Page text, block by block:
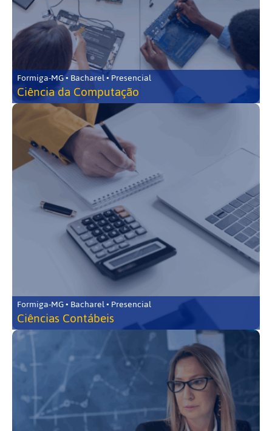
Formiga-MG • Bacharel • Presencial
Ciência da Computação
Formiga-MG • Bacharel • Presencial
Ciências Contábeis